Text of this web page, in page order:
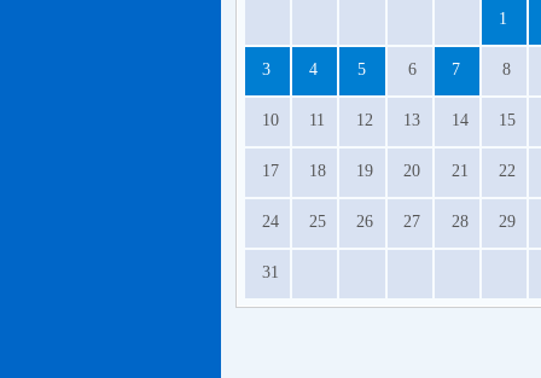
1
3 4 5 6 7 8
10 11 12 13 14 15
17 18 19 20 21 22
24 25 26 27 28 29
31